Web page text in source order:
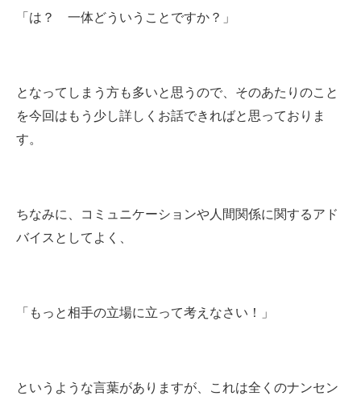
「は？ 一体どういうことですか？」
となってしまう方も多いと思うので、そのあたりのこと
を今回はもう少し詳しくお話できればと思っておりま
す。
ちなみに、コミュニケーションや人間関係に関するアド
バイスとしてよく、
「もっと相手の立場に立って考えなさい！」
というような言葉がありますが、これは全くのナンセン